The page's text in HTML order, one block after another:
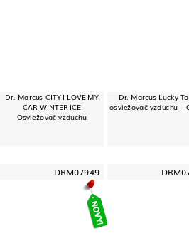
Dr. Marcus CITY I LOVE MY
CAR WINTER ICE
Osviežovač vzduchu
Dr. Marcus Lucky
osviežovač vzduchu –
DRM07949